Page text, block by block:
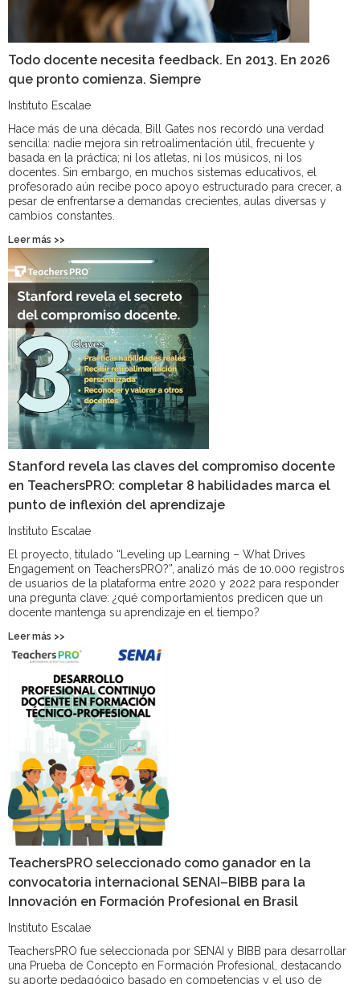
Todo docente necesita feedback. En 2013. En 2026
que pronto comienza. Siempre
Instituto Escalae
Hace más de una década, Bill Gates nos recordó una verdad
sencilla: nadie mejora sin retroalimentación útil, frecuente y
basada en la práctica; ni los atletas, ni los músicos, ni los
docentes. Sin embargo, en muchos sistemas educativos, el
profesorado aún recibe poco apoyo estructurado para crecer, a
pesar de enfrentarse a demandas crecientes, aulas diversas y
cambios constantes.
Leer más >>
Stanford revela las claves del compromiso docente
en TeachersPRO: completar 8 habilidades marca el
punto de inflexión del aprendizaje
Instituto Escalae
El proyecto, titulado “Leveling up Learning – What Drives
Engagement on TeachersPRO?”, analizó más de 10.000 registros
de usuarios de la plataforma entre 2020 y 2022 para responder
una pregunta clave: ¿qué comportamientos predicen que un
docente mantenga su aprendizaje en el tiempo?
Leer más >>
TeachersPRO seleccionado como ganador en la
convocatoria internacional SENAI–BIBB para la
Innovación en Formación Profesional en Brasil
Instituto Escalae
TeachersPRO fue seleccionada por SENAI y BIBB para desarrollar
una Prueba de Concepto en Formación Profesional, destacando
su aporte pedagógico basado en competencias y el uso de